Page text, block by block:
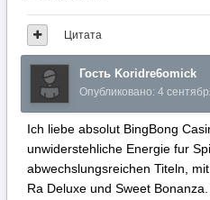
Цитата
Гость Koridre6omick
Опубликовано: 4
Ich liebe absolut BingBong
unwiderstehliche Energie fur
abwechslungsreichen Titeln,
Ra Deluxe und Sweet